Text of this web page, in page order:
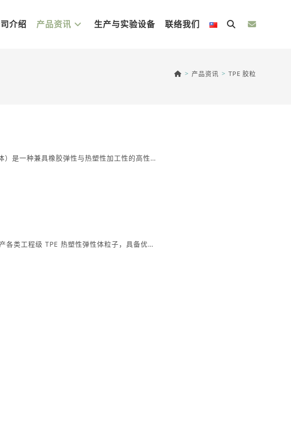
介绍 产品资讯 生产与实验设备 联络我们 Toggle
website
> 产品资讯 > TPE 胶粒
）是一种兼具橡胶弹性与热塑性加工性的高性…
各类工程级 TPE 热塑性弹性体粒子，具备优…